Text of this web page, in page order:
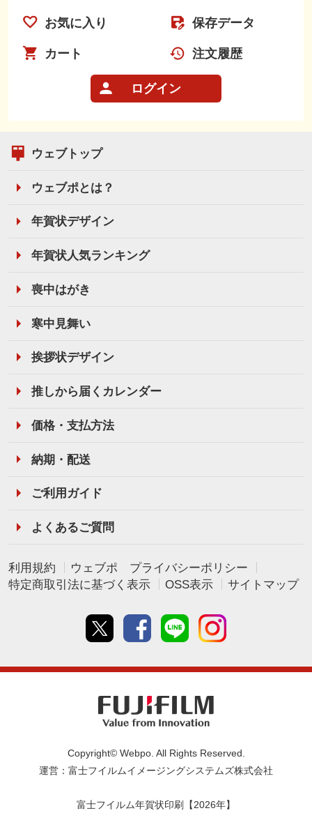
お気に入り 保存データ
カート 注文履歴
ログイン
ウェブトップ
ウェブポとは？
年賀状デザイン
年賀状人気ランキング
喪中はがき
寒中見舞い
挨拶状デザイン
推しから届くカレンダー
価格・支払方法
納期・配送
ご利用ガイド
よくあるご質問
利用規約
ウェブポ プライバシーポリシー
特定商取引法に基づく表示
OSS表示 サイトマップ
Twitter Facebookline
Copyright© Webpo. All Rights Reserved.
運営：富士フイルムイメージングシステムズ株式会社
富士フイルム年賀状印刷【2026年】